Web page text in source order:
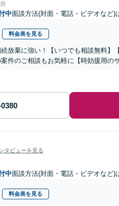
中面談方法(対面・電話・ビデオなど)
料金表を見る
続放棄に強い！【いつでも相談無料
件のご相談もお気軽に【時効援用の
タビューを見る
中面談方法(対面・電話・ビデオなど)
料金表を見る